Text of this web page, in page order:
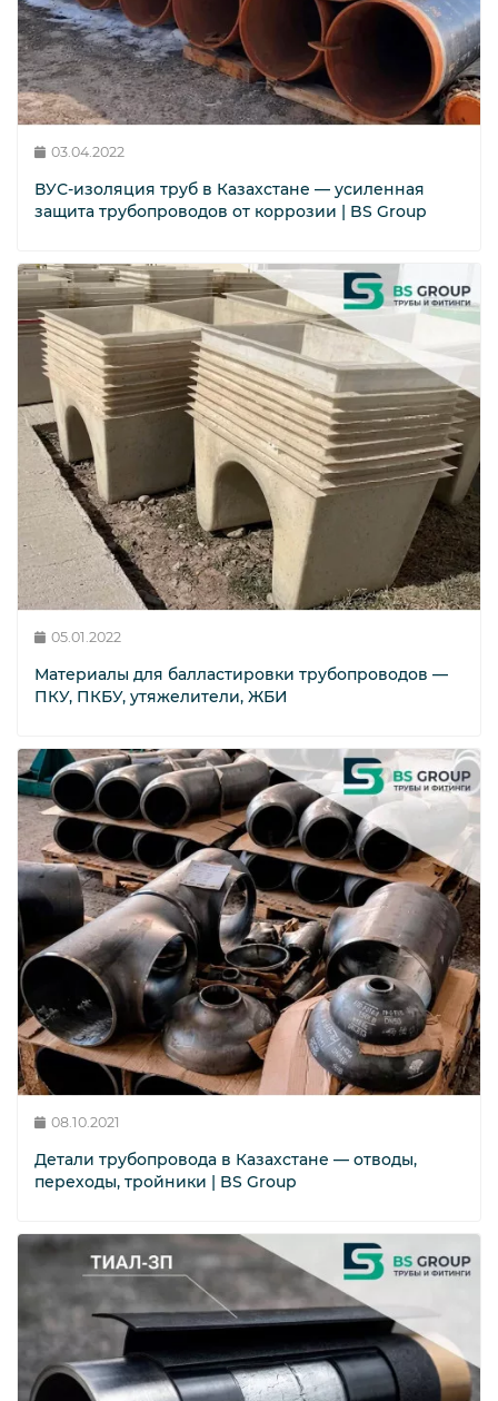
03.04.2022
ВУС-изоляция труб в Казахстане — усиленная
защита трубопроводов от коррозии | BS Group
05.01.2022
Материалы для балластировки трубопроводов —
ПКУ, ПКБУ, утяжелители, ЖБИ
08.10.2021
Детали трубопровода в Казахстане — отводы,
переходы, тройники | BS Group